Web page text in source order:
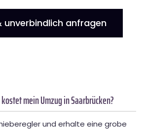
unverbindlich anfragen
mein Umzug in Saarbrücken?
und erhalte eine grobe